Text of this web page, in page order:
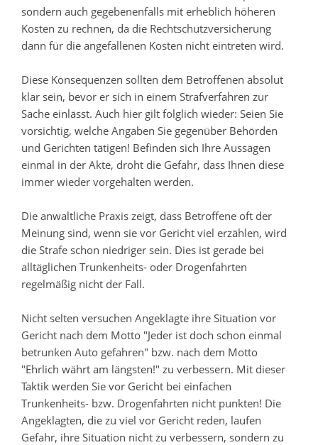
sondern auch gegebenenfalls mit erheblich höheren
Kosten zu rechnen, da die Rechtschutzversicherung
dann für die angefallenen Kosten nicht eintreten wird.
Diese Konsequenzen sollten dem Betroffenen absolut
klar sein, bevor er sich in einem Strafverfahren zur
Sache einlässt. Auch hier gilt folglich wieder: Seien Sie
vorsichtig, welche Angaben Sie gegenüber Behörden
und Gerichten tätigen! Befinden sich Ihre Aussagen
einmal in der Akte, droht die Gefahr, dass Ihnen diese
immer wieder vorgehalten werden.
Die anwaltliche Praxis zeigt, dass Betroffene oft der
Meinung sind, wenn sie vor Gericht viel erzählen, wird
die Strafe schon niedriger sein. Dies ist gerade bei
alltäglichen Trunkenheits- oder Drogenfahrten
regelmäßig nicht der Fall.
Nicht selten versuchen Angeklagte ihre Situation vor
Gericht nach dem Motto "Jeder ist doch schon einmal
betrunken Auto gefahren" bzw. nach dem Motto
"Ehrlich währt am längsten!" zu verbessern. Mit dieser
Taktik werden Sie vor Gericht bei einfachen
Trunkenheits- bzw. Drogenfahrten nicht punkten! Die
Angeklagten, die zu viel vor Gericht reden, laufen
Gefahr, ihre Situation nicht zu verbessern, sondern zu